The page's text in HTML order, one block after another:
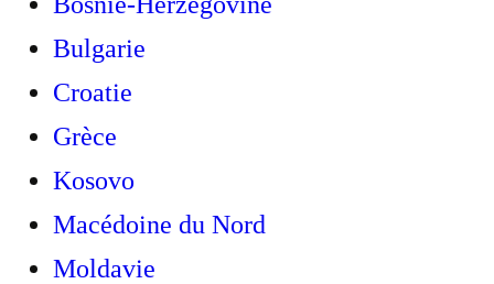
Bulgarie
Croatie
Grèce
Kosovo
Macédoine du Nord
Moldavie